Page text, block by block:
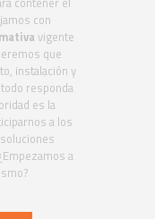
con
vigente
que
instalación y
responda
es la
a los
a